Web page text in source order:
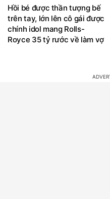
Hồi bé được thần tượng bế
trên tay, lớn lên cô gái được
chính idol mang Rolls-
Royce 35 tỷ rước về làm vợ